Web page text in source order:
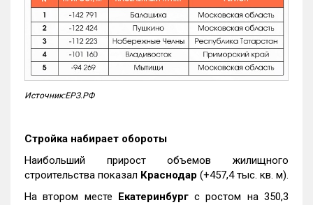
Источник:ЕРЗ.РФ
Стройка набирает обороты
Наибольший прирост объемов жилищного
строительства показал Краснодар (+457,4 тыс. кв. м).
На втором месте Екатеринбургс ростом на 350,3